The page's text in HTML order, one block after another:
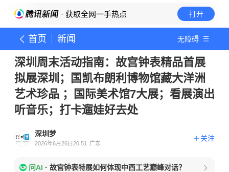
· 获取全网一手热点 打开
首页 新闻 无障碍
深圳周末活动指南：故宫钟表精品首展
拟展深圳；国凯布朗利博物馆藏大洋洲
艺术珍品 ；国际美术馆7大展；看展演出
听音乐；打卡遛娃好去处
深圳梦
2026年6月26日20:51 广东
关注
问AI · 故宫钟表特展如何体现中西工艺巅峰对话？